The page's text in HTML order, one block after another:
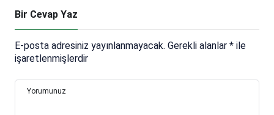
Bir Cevap Yaz
E-posta adresiniz yayınlanmayacak. Gerekli alanlar * ile
işaretlenmişlerdir
Yorumunuz